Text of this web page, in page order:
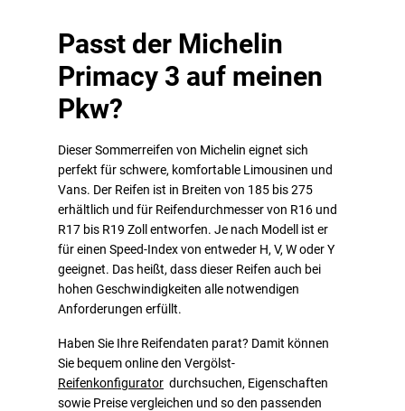
Passt der Michelin
Primacy 3 auf meinen
Pkw?
Dieser Sommerreifen von Michelin eignet sich
perfekt für schwere, komfortable Limousinen und
Vans. Der Reifen ist in Breiten von 185 bis 275
erhältlich und für Reifendurchmesser von R16 und
R17 bis R19 Zoll entworfen. Je nach Modell ist er
für einen Speed-Index von entweder H, V, W oder Y
geeignet. Das heißt, dass dieser Reifen auch bei
hohen Geschwindigkeiten alle notwendigen
Anforderungen erfüllt.
Haben Sie Ihre Reifendaten parat? Damit können
Sie bequem online den Vergölst-
Reifenkonfigurator durchsuchen, Eigenschaften
sowie Preise vergleichen und so den passenden